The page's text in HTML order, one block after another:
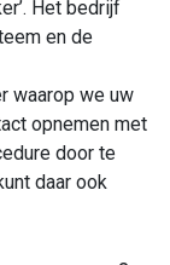
Het bedrijf
en de
waarop we uw
opnemen met
door te
daar ook